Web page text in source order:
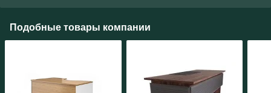
Подобные товары компании